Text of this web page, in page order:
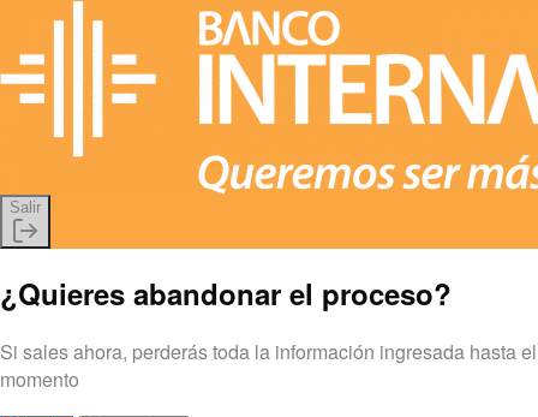
Salir
¿Quieres abandonar el proceso?
Si sales ahora, perderás toda la información ingresada hasta el
momento